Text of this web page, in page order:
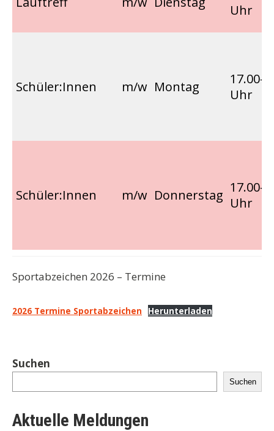
Uhr
Schüler:Innen m/w Montag
17.00-
Uhr
Schüler:Innen m/w Donnerstag 17.00-
Uhr
Sportabzeichen 2026 – Termine
2026 Termine Sportabzeichen Herunterladen
Suchen
Suchen
Aktuelle Meldungen